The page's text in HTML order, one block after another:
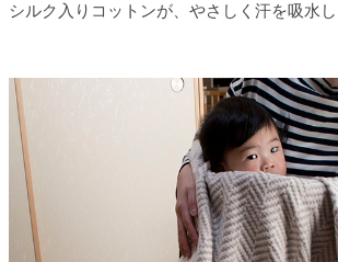
シルク入りコットンが、やさしく汗を吸水し